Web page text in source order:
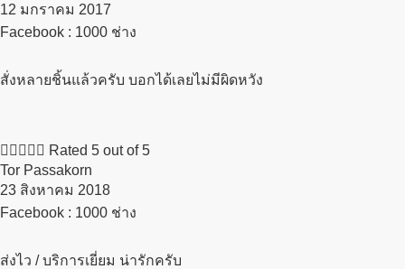
12 มกราคม 2017​
Facebook : 1000 ช่าง
สั่งหลายชิ้นแล้วครับ บอกได้เลยไม่มีผิดหวัง
     Rated 5 out of 5
Tor Passakorn
23 สิงหาคม 2018​
Facebook : 1000 ช่าง
ส่งไว / บริการเยี่ยม น่ารักครับ